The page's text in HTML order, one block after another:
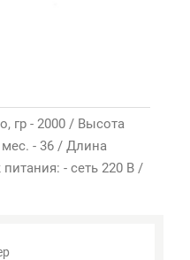
гр - 2000 / Высота
мес. - 36 / Длина
- сеть 220 В /